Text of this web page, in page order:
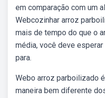
em comparação com um
Webcozinhar arroz
mais de tempo do que o
média, você deve
para.
Webo arroz parboilizado
maneira bem diferente